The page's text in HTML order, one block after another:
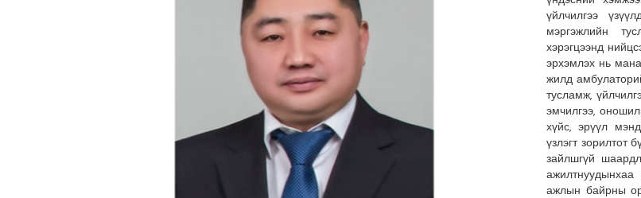
үйлчилгээ
мэргэжлийн
хэрэгцээнд
эрхэмлэх нь
жилд
тусламж,
эмчилгээ,
хүйс, эрүүл
үзлэгт зорилтот
зайлшгүй
ажилтнуудынхаа
ажлын байрны